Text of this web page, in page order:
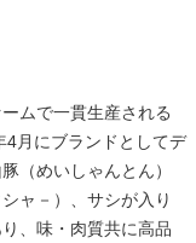
ムで一貫生産される
4月にブランドとしてデ
（めいしゃんとん）
ャ－）、サシが入り
、味・肉質共に高品